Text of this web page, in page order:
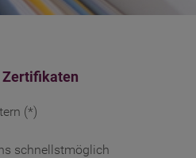
Zertifikaten
(*)
schnellstmöglich